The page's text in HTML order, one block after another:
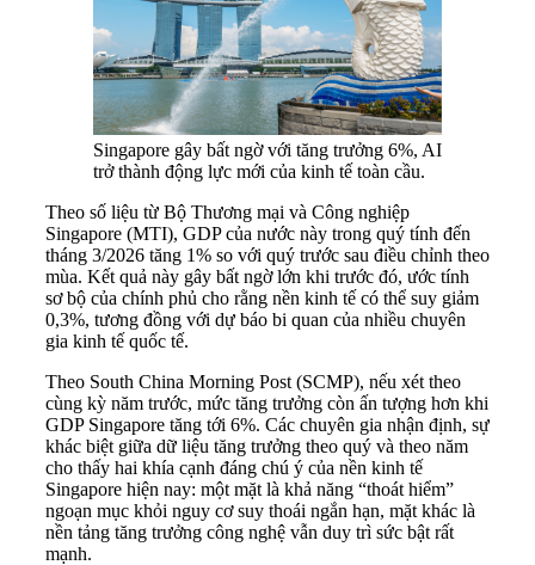
Singapore gây bất ngờ với tăng trưởng 6%, AI
trở thành động lực mới của kinh tế toàn cầu.
Theo số liệu từ Bộ Thương mại và Công nghiệp
Singapore (MTI), GDP của nước này trong quý tính đến
tháng 3/2026 tăng 1% so với quý trước sau điều chỉnh theo
mùa. Kết quả này gây bất ngờ lớn khi trước đó, ước tính
sơ bộ của chính phủ cho rằng nền kinh tế có thể suy giảm
0,3%, tương đồng với dự báo bi quan của nhiều chuyên
gia kinh tế quốc tế.
Theo South China Morning Post (SCMP), nếu xét theo
cùng kỳ năm trước, mức tăng trưởng còn ấn tượng hơn khi
GDP Singapore tăng tới 6%. Các chuyên gia nhận định, sự
khác biệt giữa dữ liệu tăng trưởng theo quý và theo năm
cho thấy hai khía cạnh đáng chú ý của nền kinh tế
Singapore hiện nay: một mặt là khả năng “thoát hiểm”
ngoạn mục khỏi nguy cơ suy thoái ngắn hạn, mặt khác là
nền tảng tăng trưởng công nghệ vẫn duy trì sức bật rất
mạnh.